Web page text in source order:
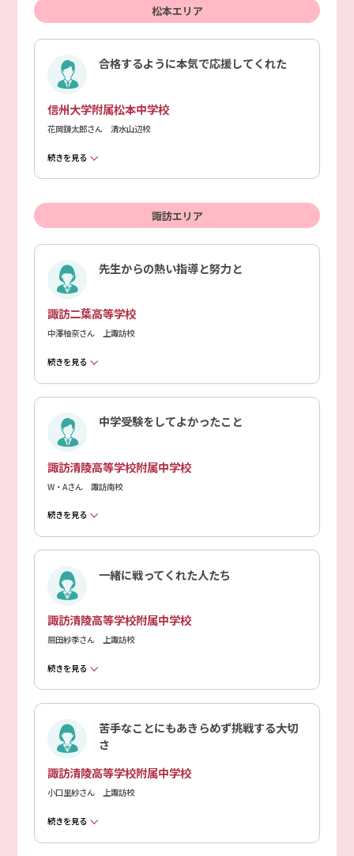
松本エリア
合格するように本気で応援してくれた
信州大学附属松本中学校
花岡錬太郎さん 清水山辺校
続きを見る
諏訪エリア
先生からの熱い指導と努力と
諏訪二葉高等学校
中澤柚奈さん 上諏訪校
続きを見る
中学受験をしてよかったこと
諏訪清陵高等学校附属中学校
W・Aさん 諏訪南校
続きを見る
一緒に戦ってくれた人たち
諏訪清陵高等学校附属中学校
扇田紗季さん 上諏訪校
続きを見る
苦手なことにもあきらめず挑戦する大切
さ
諏訪清陵高等学校附属中学校
小口里紗さん 上諏訪校
続きを見る